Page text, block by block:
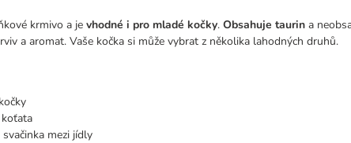
krmivo a je vhodné i pro mladé kočky. Obsahuje taurin a
a aromat. Vaše kočka si může vybrat z několika lahodných druhů.
mezi jídly